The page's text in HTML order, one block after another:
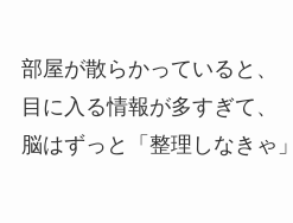
部屋が散らかっていると、
目に入る情報が多すぎて、
脳はずっと「整理しなきゃ